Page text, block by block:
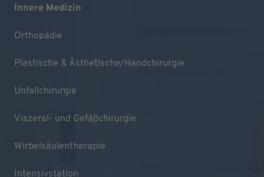
Innere Medizin
Orthopädie
Plastische & Ästhetische/Handchirurgie
Unfallchirurgie
Viszeral- und Gefäßchirurgie
Wirbelsäulentherapie
Intensivstation